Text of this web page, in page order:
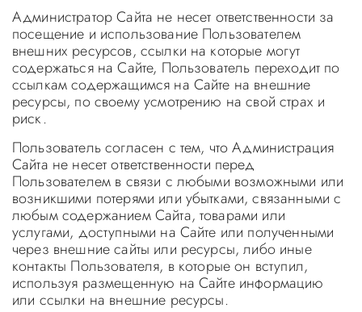
Администратор Сайта не несет ответственности за
посещение и использование Пользователем
внешних ресурсов, ссылки на которые могут
содержаться на Сайте, Пользователь переходит по
ссылкам содержащимся на Сайте на внешние
ресурсы, по своему усмотрению на свой страх и
риск.
Пользователь согласен с тем, что Администрация
Сайта не несет ответственности перед
Пользователем в связи с любыми возможными или
возникшими потерями или убытками, связанными с
любым содержанием Сайта, товарами или
услугами, доступными на Сайте или полученными
через внешние сайты или ресурсы, либо иные
контакты Пользователя, в которые он вступил,
используя размещенную на Сайте информацию
или ссылки на внешние ресурсы.